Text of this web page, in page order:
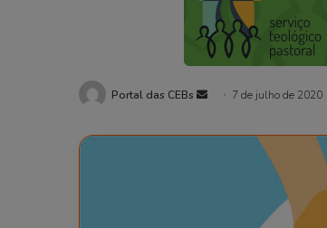
Portal das CEBs
Mande
e-
7 de julho de 2020